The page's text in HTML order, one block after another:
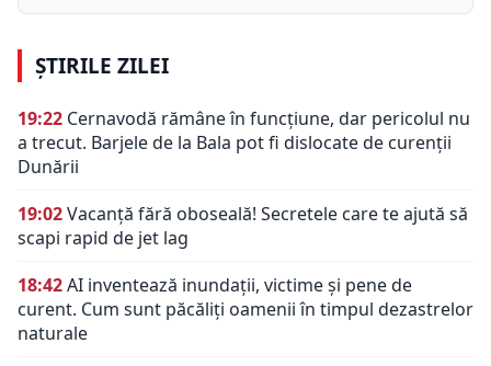
ȘTIRILE ZILEI
19:22 Cernavodă rămâne în funcțiune, dar pericolul nu
a trecut. Barjele de la Bala pot fi dislocate de curenții
Dunării
19:02Vacanță fără oboseală! Secretele care te ajută să
scapi rapid de jet lag
18:42AI inventează inundații, victime și pene de
curent. Cum sunt păcăliți oamenii în timpul dezastrelor
naturale